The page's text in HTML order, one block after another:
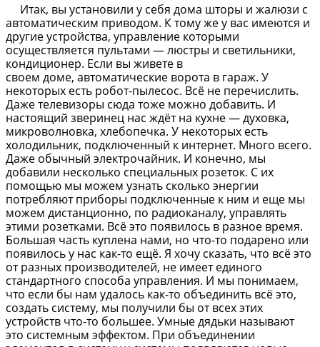
Итак, вы установили у себя дома шторы и жалюзи с
автоматическим приводом. К тому же у вас имеются и
другие устройства, управление которыми
осуществляется пультами — люстры и светильники,
кондиционер. Если вы живете в
своем доме, автоматические ворота в гараж. У
некоторых есть робот-пылесос. Всё не перечислить.
Даже телевизоры сюда тоже можно добавить. И
настоящий зверинец нас ждёт на кухне — духовка,
микроволновка, хлебопечка. У некоторых есть
холодильник, подключенный к интернет. Много всего.
Даже обычный электрочайник. И конечно, мы
добавили несколько специальных розеток. С их
помощью мы можем узнать сколько энергии
потребляют приборы подключенные к ним и еще мы
можем дистанционно, по радиоканалу, управлять
этими розетками. Всё это появилось в разное время.
Большая часть куплена нами, но что-то подарено или
появилось у нас как-то ещё. Я хочу сказать, что всё это
от разных производителей, не имеет единого
стандартного способа управления. И мы понимаем,
что если бы нам удалось как-то объединить всё это,
создать систему, мы получили бы от всех этих
устройств что-то большее. Умные дядьки называют
это системным эффектом. При объединении